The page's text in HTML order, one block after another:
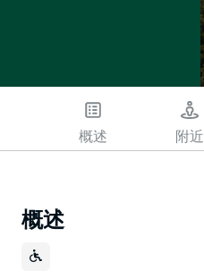
概述 附近
概述